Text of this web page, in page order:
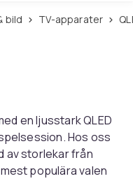
bild TV-apparater
en ljusstark QLED
Hos oss
av storlekar från
populära valen